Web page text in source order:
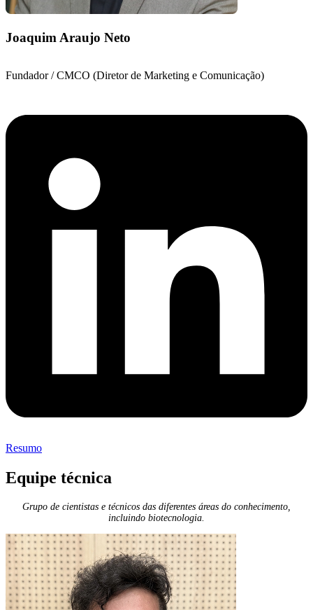
Joaquim Araujo Neto
Fundador / CMCO (Diretor de Marketing e Comunicação)
Resumo
Equipe técnica
Grupo de cientistas e técnicos das diferentes áreas do conhecimento,
incluindo biotecnologia.